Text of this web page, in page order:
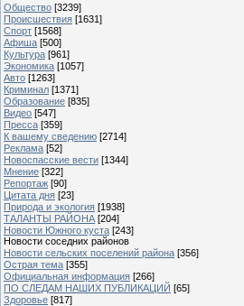
Общество [3239]
Происшествия [1631]
Спорт [1568]
Афиша [500]
Культура [961]
Экономика [1057]
Авто [1263]
Криминал [1371]
Образование [835]
Видео [547]
Пресса [359]
К вашему сведению [2714]
Реклама [52]
Новоспасские вести [1344]
Мнение [322]
Репортаж [90]
Цитата дня [23]
Природа и экология [1938]
ТАЛАНТЫ РАЙОНА [204]
Новости Южного куста [243]
Новости соседних районов
Новости сельских поселений района [356]
Острая тема [355]
Официальная информация [266]
ПО СЛЕДАМ НАШИХ ПУБЛИКАЦИЙ [65]
Здоровье [817]